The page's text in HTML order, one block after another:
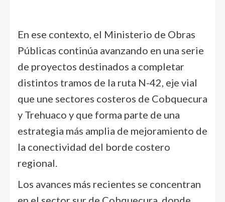
En ese contexto, el Ministerio de Obras
Públicas continúa avanzando en una serie
de proyectos destinados a completar
distintos tramos de la ruta N-42, eje vial
que une sectores costeros de Cobquecura
y Trehuaco y que forma parte de una
estrategia más amplia de mejoramiento de
la conectividad del borde costero
regional.
Los avances más recientes se concentran